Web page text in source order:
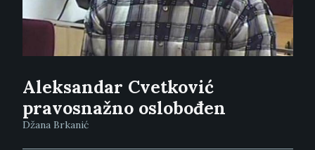
Aleksandar Cvetković
pravosnažno oslobođen
Džana Brkanić